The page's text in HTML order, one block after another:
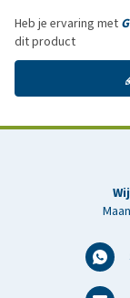
Heb je ervaring met
dit product